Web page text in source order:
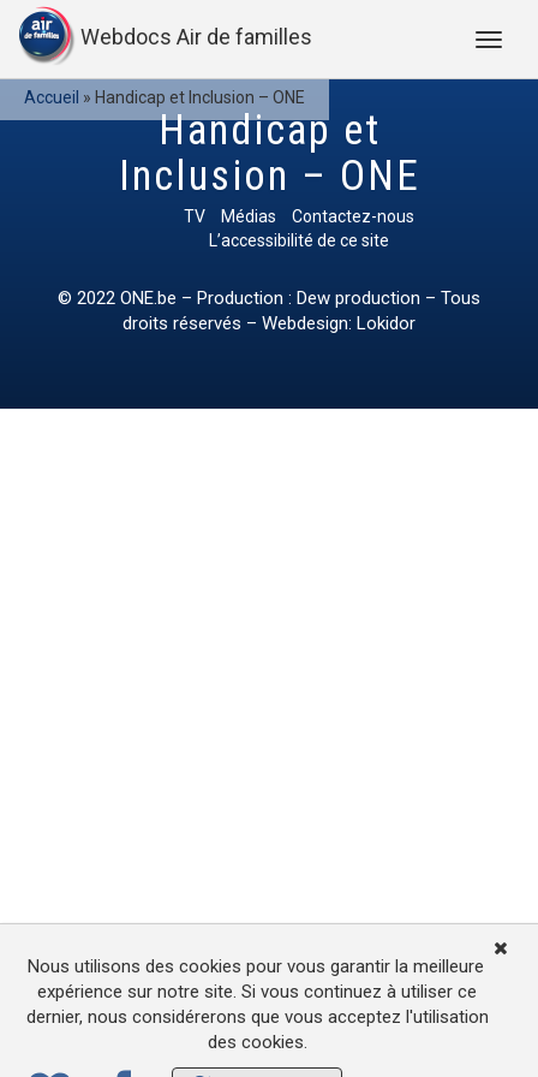
Webdocs Air de familles
Accueil » Handicap et Inclusion – ONE
Handicap et
Inclusion – ONE
TV Médias
Contactez-nous
L’accessibilité de ce site
© 2022 ONE.be – Production : Dew production – Tous
droits réservés – Webdesign: Lokidor
Nous utilisons des cookies pour vous garantir la meilleure
expérience sur notre site. Si vous continuez à utiliser ce
dernier, nous considérerons que vous acceptez l'utilisation
des cookies.